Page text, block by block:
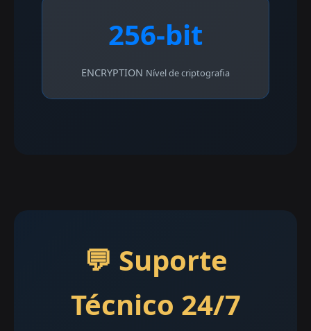
256-bit
ENCRYPTION Nível de criptografia
💬 Suporte
Técnico 24/7